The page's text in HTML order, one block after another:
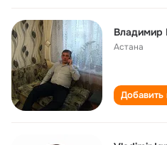
Владимир
Астана
Добавить